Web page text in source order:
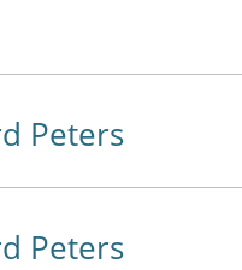
Peters
Peters